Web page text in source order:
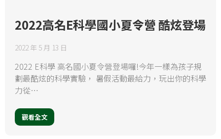
2022高名E科學國小夏令營 酷炫登場
2022 年 5 月 13 日
2022 E科學 高名國小夏令營登場囉!今年一樣為孩子規
劃最酷炫的科學實驗， 暑假活動最給力，玩出你的科學
力從…
觀看全文